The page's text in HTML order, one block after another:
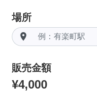
場所
room
販売金額
¥4,000